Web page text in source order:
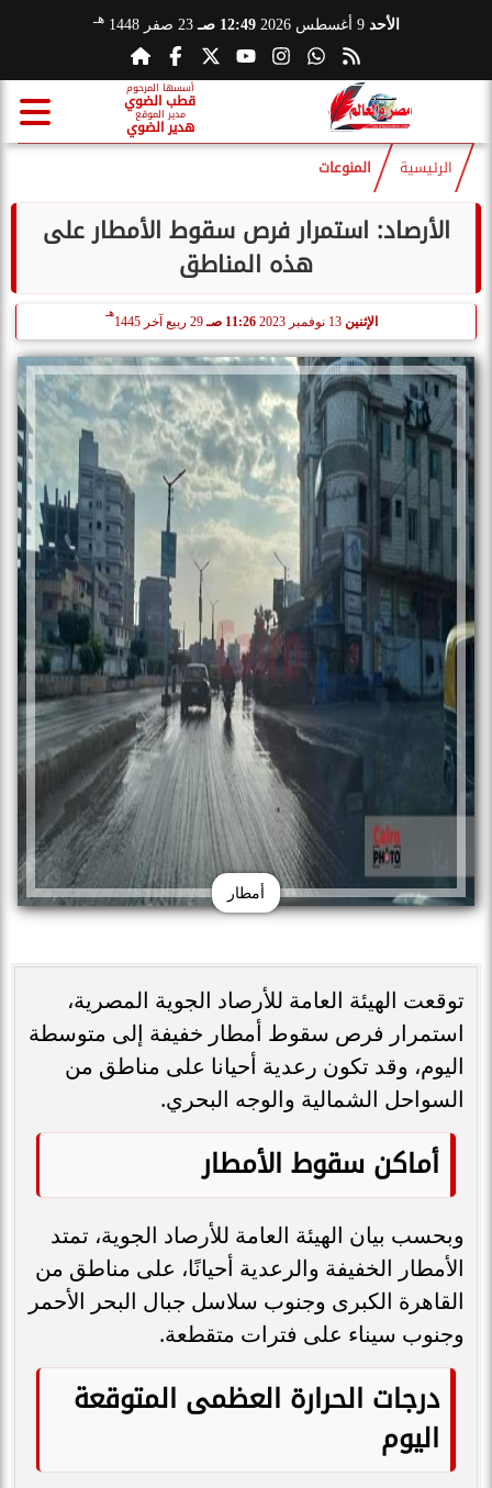
الأحد 9 أغسطس 2026 12:49 صـ 23 صفر 1448 هـ
أسسها المرحوم
قطب الضوي
مدير الموقع
هدير الضوي
الرئيسية المنوعات
الأرصاد: استمرار فرص سقوط الأمطار على
هذه المناطق
الإثنين 11:26 صـ 29 ربيع آخر 1445
هـ
أمطار
توقعت الهيئة العامة للأرصاد الجوية المصرية،
استمرار فرص سقوط أمطار خفيفة إلى متوسطة
اليوم، وقد تكون رعدية أحيانا على مناطق من
السواحل الشمالية والوجه البحري.
أماكن سقوط الأمطار
وبحسب بيان الهيئة العامة للأرصاد الجوية، تمتد
الأمطار الخفيفة والرعدية أحيانًا، على مناطق من
القاهرة الكبرى وجنوب سلاسل جبال البحر الأحمر
وجنوب سيناء على فترات متقطعة.
درجات الحرارة العظمى المتوقعة
اليوم